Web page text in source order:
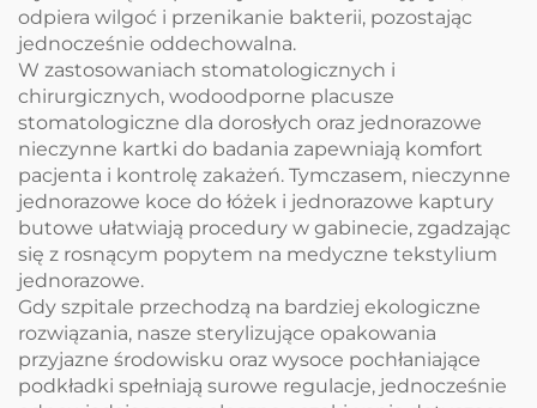
odpiera wilgoć i przenikanie bakterii, pozostając
jednocześnie oddechowalna.
W zastosowaniach stomatologicznych i
chirurgicznych, wodoodporne placusze
stomatologiczne dla dorosłych oraz jednorazowe
nieczynne kartki do badania zapewniają komfort
pacjenta i kontrolę zakażeń. Tymczasem, nieczynne
jednorazowe koce do łóżek i jednorazowe kaptury
butowe ułatwiają procedury w gabinecie, zgadzając
się z rosnącym popytem na medyczne tekstylium
jednorazowe.
Gdy szpitale przechodzą na bardziej ekologiczne
rozwiązania, nasze sterylizujące opakowania
przyjazne środowisku oraz wysoce pochłaniające
podkładki spełniają surowe regulacje, jednocześnie